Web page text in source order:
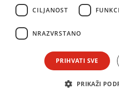
CILJANOST
NRAZVRSTANO
PRIHVATI SVE
PRIKAŽI